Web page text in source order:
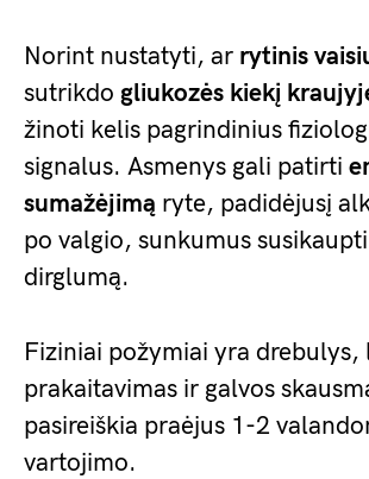
Norint nustatyti, ar rytinis
sutrikdo gliukozės kiekį
žinoti kelis pagrindinius
signalus. Asmenys gali patirti
sumažėjimą ryte, padidėjusį
po valgio, sunkumus
dirglumą.
Fiziniai požymiai yra drebulys,
prakaitavimas ir galvos
pasireiškia praėjus 1-2
vartojimo.